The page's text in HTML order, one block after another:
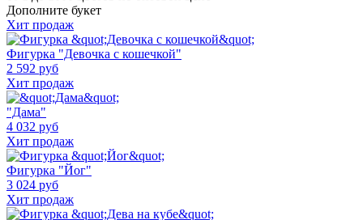
Дополните букет
Хит продаж
Фигурка "Девочка с кошечкой"
2 592 руб
Хит продаж
"Дама"
4 032 руб
Хит продаж
Фигурка "Йог"
3 024 руб
Хит продаж